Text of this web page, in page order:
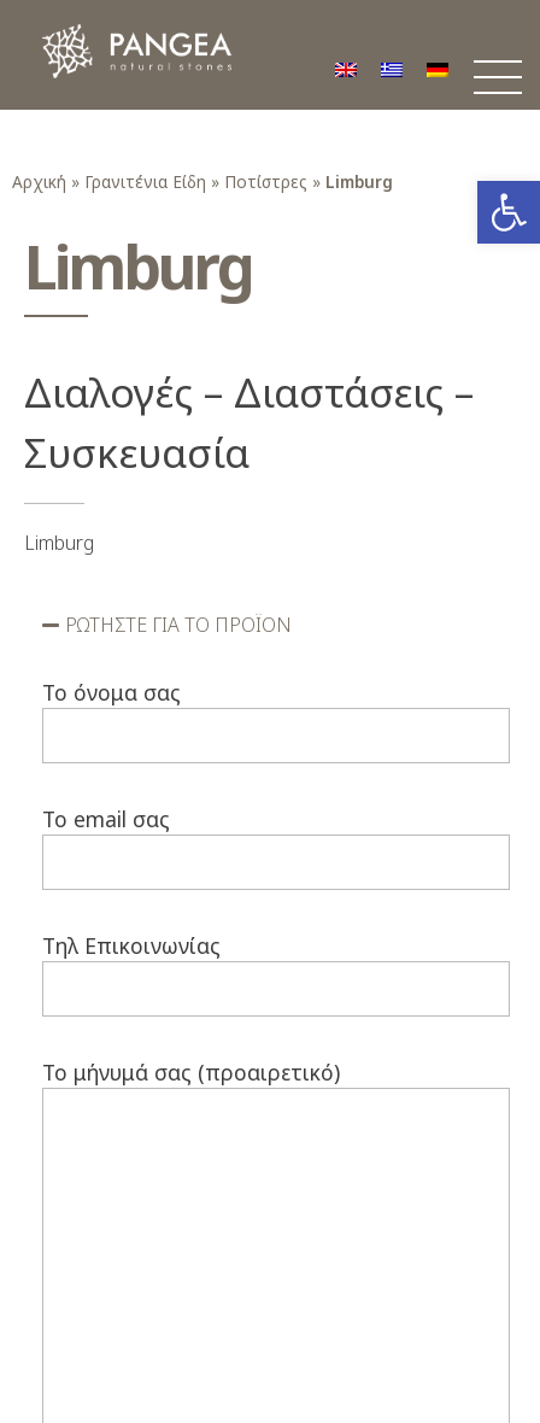
Αρχική » Γρανιτένια Είδη » Ποτίστρες » Limburg
Διαλογές – Διαστάσεις –
Συσκευασία
Limburg
ΡΩΤΗΣΤΕ ΓΙΑ ΤΟ ΠΡΟΪΟΝ
Το όνομα σας
Το email σας
Τηλ Επικοινωνίας
Το μήνυμά σας (προαιρετικό)
Limburg